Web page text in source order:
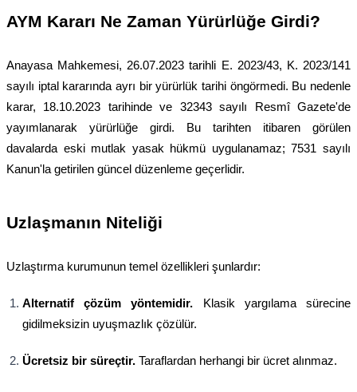
AYM Kararı Ne Zaman Yürürlüğe Girdi?
Anayasa Mahkemesi, 26.07.2023 tarihli E. 2023/43, K. 2023/141
sayılı iptal kararında ayrı bir yürürlük tarihi öngörmedi. Bu nedenle
karar, 18.10.2023 tarihinde ve 32343 sayılı Resmî Gazete'de
yayımlanarak yürürlüğe girdi. Bu tarihten itibaren görülen
davalarda eski mutlak yasak hükmü uygulanamaz; 7531 sayılı
Kanun'la getirilen güncel düzenleme geçerlidir.
Uzlaşmanın Niteliği
Uzlaştırma kurumunun temel özellikleri şunlardır:
Alternatif çözüm yöntemidir. Klasik yargılama sürecine
gidilmeksizin uyuşmazlık çözülür.
Ücretsiz bir süreçtir. Taraflardan herhangi bir ücret alınmaz.